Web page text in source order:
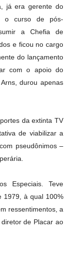
já era gerente do
o curso de pós-
a Chefia de
e ficou no cargo
do lançamento
com o apoio do
durou apenas
da extinta TV
de viabilizar a
pseudônimos –
Especiais. Teve
1979, à qual 100%
ressentimentos, a
de Placar ao